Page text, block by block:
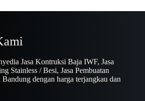
Jasa Kontruksi Baja IWF, Jasa
Stainless / Besi, Jasa Pembuatan
dengan harga terjangkau dan